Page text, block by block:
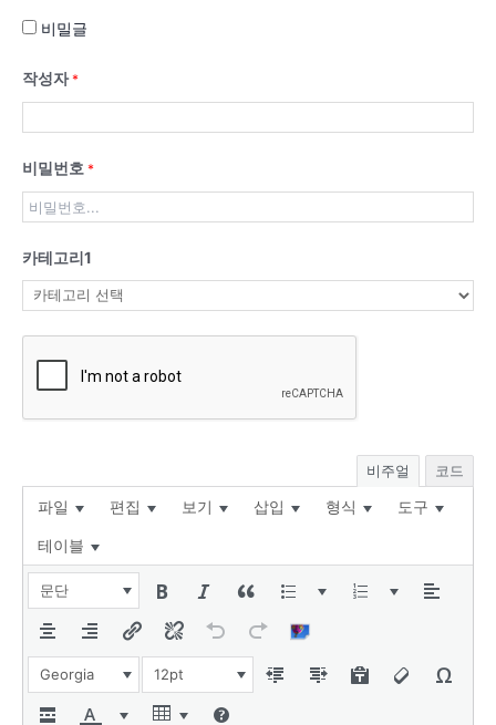
비밀글
작성자 *
비밀번호 *
카테고리1
비주얼 코드
파일 편집 보기 삽입 형식 도구
테이블
문단
Georgia 12pt